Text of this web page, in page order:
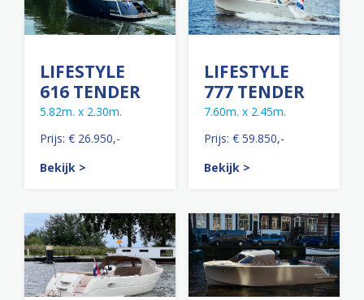
LIFESTYLE
616 TENDER
5.82m. x 2.30m.
Prijs: € 26.950,-
Bekijk >
LIFESTYLE
777 TENDER
7.60m. x 2.45m.
Prijs: € 59.850,-
Bekijk >